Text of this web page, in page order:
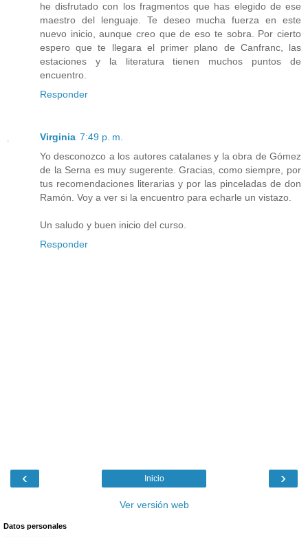
he disfrutado con los fragmentos que has elegido de ese
maestro del lenguaje. Te deseo mucha fuerza en este
nuevo inicio, aunque creo que de eso te sobra. Por cierto
espero que te llegara el primer plano de Canfranc, las
estaciones y la literatura tienen muchos puntos de
encuentro.
Responder
Virginia 7:49 p. m.
Yo desconozco a los autores catalanes y la obra de Gómez
de la Serna es muy sugerente. Gracias, como siempre, por
tus recomendaciones literarias y por las pinceladas de don
Ramón. Voy a ver si la encuentro para echarle un vistazo.
Un saludo y buen inicio del curso.
Responder
‹ ›
Inicio
Ver versión web
Datos personales